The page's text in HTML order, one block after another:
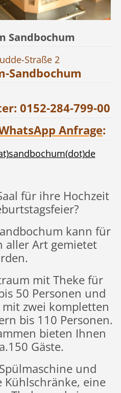
Sandbochum
Straße 2
Sandbochum
0152-284-799-00
Anfrage:
für ihre Hochzeit
kann für
aller Art gemietet
mit Theke für
50 Personen und
zwei kompletten
bis 110 Personen.
bieten Ihnen
Gäste.
und
Kühlschränke, eine